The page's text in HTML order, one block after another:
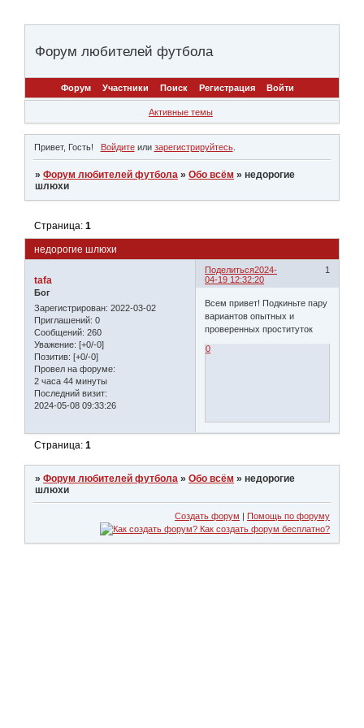
Форум любителей футбола
Форум Участники Поиск Регистрация Войти
Активные темы
Привет, Гость! Войдитеили зарегистрируйтесь.
»Форум любителей футбола »Обо всём »недорогие
шлюхи
недорогие шлюхи
Страница:1
Поделиться 1
2024-
04-19 12:32:20
tafa
Бог
Зарегистрирован: 2022-03-02
Приглашений: 0
Сообщений: 260
Уважение: [+0/-0]
Позитив: [+0/-0]
Провел на форуме:
2 часа 44 минуты
Последний визит:
2024-05-08 09:33:26
Всем привет! Подкиньте пару
вариантов опытных и
проверенных проституток
0
Страница:1
»Форум любителей футбола »Обо всём »недорогие
шлюхи
Создать форум | Помощь по форуму